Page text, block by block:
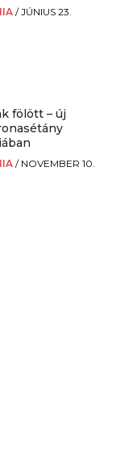
/JÚNIUS 23.
fölött – új
/ NOVEMBER 10.